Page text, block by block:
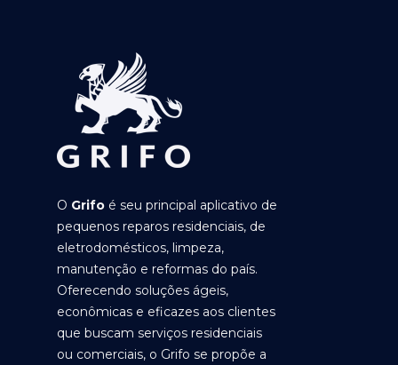
O Grifo é seu principal aplicativo de
pequenos reparos residenciais, de
eletrodomésticos, limpeza,
manutenção e reformas do país.
Oferecendo soluções ágeis,
econômicas e eficazes aos clientes
que buscam serviços residenciais
ou comerciais, o Grifo se propõe a